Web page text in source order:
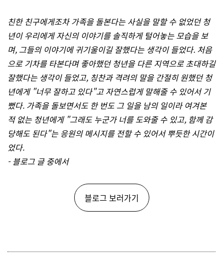
친한 친구에게조차 가족을 돌본다는 사실을 말할 수 없었던 청
년이 우리에게 자신의 이야기를 솔직하게 털어놓는 모습을 보
며, 그들의 이야기에 귀기울이길 잘했다는 생각이 들었다. 처음
으로 기차를 타본다며 좋아했던 청년을 다른 지역으로 초대하길
잘했다는 생각이 들었고, 칭찬과 격려의 말을 간절히 원했던 청
년에게 "너무 잘하고 있다"고 자연스럽게 말해줄 수 있어서 기
뻤다. 가족을 돌보면서도 한 번도 그 일을 남의 일이라 여겨본
적 없는 청년에게 "그래도 누군가 너를 도와줄 수 있고, 함께 감
당해도 된다"는 응원의 메시지를 전할 수 있어서 뿌듯한 시간이
었다.
- 블로그 글 중에서
블로그 보러가기